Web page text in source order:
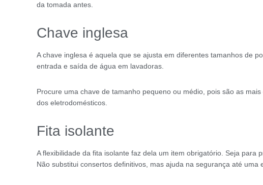
da tomada antes.
Chave inglesa
A chave inglesa é aquela que se ajusta em diferentes tamanhos de
entrada e saída de água em lavadoras.
Procure uma chave de tamanho pequeno ou médio, pois são as
dos eletrodomésticos.
Fita isolante
A flexibilidade da fita isolante faz dela um item obrigatório. Seja
Não substitui consertos definitivos, mas ajuda na segurança até